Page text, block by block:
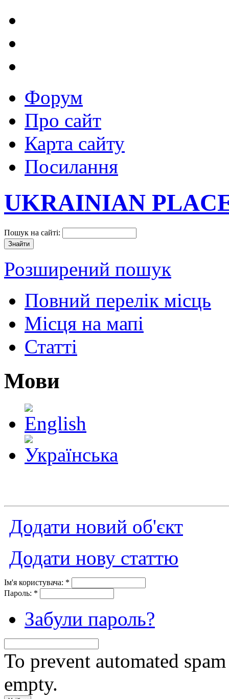
Форум
Про сайт
Карта сайту
Посилання
UKRAINIAN
Пошук на сайті:
Розширений пошук
Повний перелік місць
Місця на мапі
Статті
Мови
Додати новий об'єкт
Додати нову статтю
Ім'я користувача: *
Пароль: *
Забули пароль?
To prevent automated
empty.